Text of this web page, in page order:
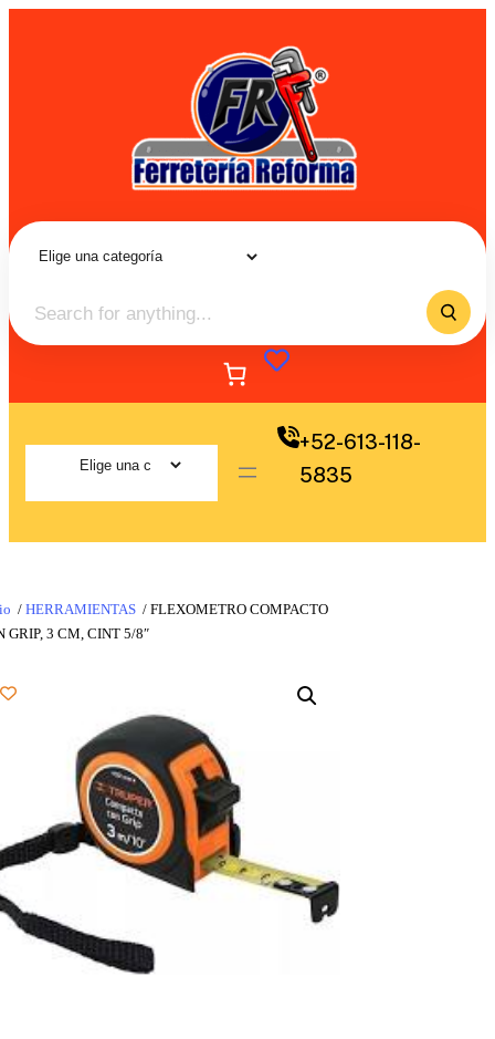
+52-613-118-
5835
/ HERRAMIENTAS / FLEXOMETRO COMPACTO
GRIP, 3 CM, CINT 5/8″